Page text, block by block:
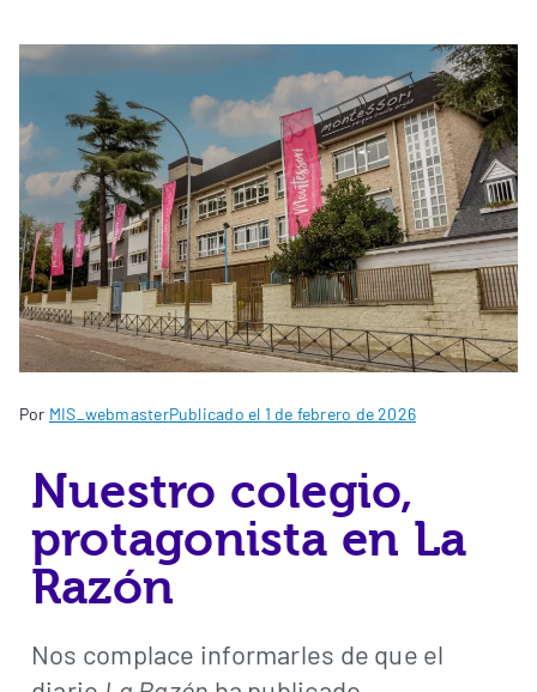
Por MIS_webmasterPublicado el 1 de febrero de 2026
Nuestro colegio,
protagonista en La
Razón
Nos complace informarles de que el